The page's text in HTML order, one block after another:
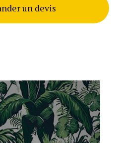
un devis